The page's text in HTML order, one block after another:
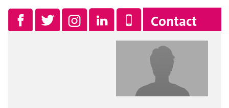
Contact